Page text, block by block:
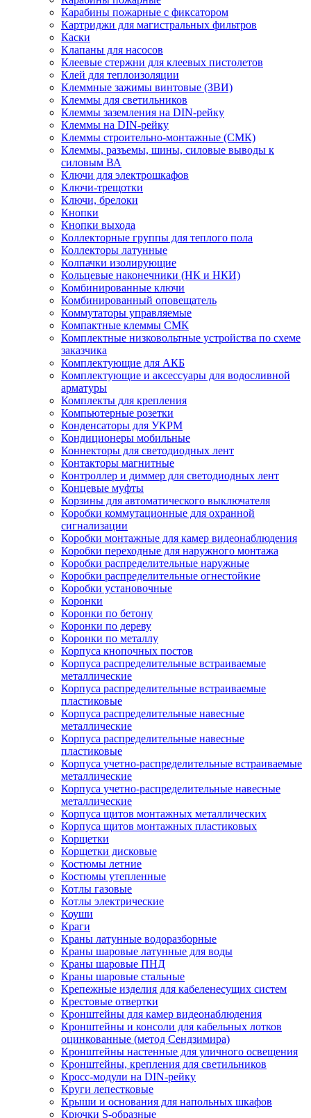
Карабины пожарные с фиксатором
Картриджи для магистральных фильтров
Каски
Клапаны для насосов
Клеевые стержни для клеевых пистолетов
Клей для теплоизоляции
Клеммные зажимы винтовые (ЗВИ)
Клеммы для светильников
Клеммы заземления на DIN-рейку
Клеммы на DIN-рейку
Клеммы строительно-монтажные (СМК)
Клеммы, разъемы, шины, силовые выводы к
силовым ВА
Ключи для электрошкафов
Ключи-трещотки
Ключи, брелоки
Кнопки
Кнопки выхода
Коллекторные группы для теплого пола
Коллекторы латунные
Колпачки изолирующие
Кольцевые наконечники (НК и НКИ)
Комбинированные ключи
Комбинированный оповещатель
Коммутаторы управляемые
Компактные клеммы СМК
Комплектные низковольтные устройства по схеме
заказчика
Комплектующие для АКБ
Комплектующие и аксессуары для водосливной
арматуры
Комплекты для крепления
Компьютерные розетки
Конденсаторы для УКРМ
Кондиционеры мобильные
Коннекторы для светодиодных лент
Контакторы магнитные
Контроллер и диммер для светодиодных лент
Концевые муфты
Корзины для автоматического выключателя
Коробки коммутационные для охранной
сигнализации
Коробки монтажные для камер видеонаблюдения
Коробки переходные для наружного монтажа
Коробки распределительные наружные
Коробки распределительные огнестойкие
Коробки установочные
Коронки
Коронки по бетону
Коронки по дереву
Коронки по металлу
Корпуса кнопочных постов
Корпуса распределительные встраиваемые
металлические
Корпуса распределительные встраиваемые
пластиковые
Корпуса распределительные навесные
металлические
Корпуса распределительные навесные
пластиковые
Корпуса учетно-распределительные встраиваемые
металлические
Корпуса учетно-распределительные навесные
металлические
Корпуса щитов монтажных металлических
Корпуса щитов монтажных пластиковых
Корщетки
Корщетки дисковые
Костюмы летние
Костюмы утепленные
Котлы газовые
Котлы электрические
Коуши
Краги
Краны латунные водоразборные
Краны шаровые латунные для воды
Краны шаровые ПНД
Краны шаровые стальные
Крепежные изделия для кабеленесущих систем
Крестовые отвертки
Кронштейны для камер видеонаблюдения
Кронштейны и консоли для кабельных лотков
оцинкованные (метод Сендзимира)
Кронштейны настенные для уличного освещения
Кронштейны, крепления для светильников
Кросс-модули на DIN-рейку
Круги лепестковые
Крыши и основания для напольных шкафов
Крючки S-образные